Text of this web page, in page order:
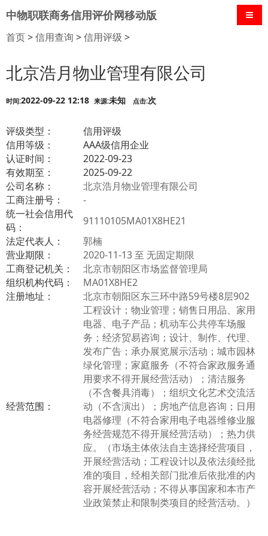
中物职联商务信用评价网移动版 导航
首页>信用查询 >信用评级 >
北京浩月物业管理有限公司
时间:2022-09-22 12:18 来源:未知 点击:次
评级类型：
信用评级
信用等级：
AAA级信用企业
认证时间：
2022-09-23
有效期至：
2025-09-22
公司名称：
北京浩月物业管理有限公司
工商注册号：
-
统一社会信用代
码：
91110105MA01X8HE21
法定代表人：
郭楠
营业期限：
2020-11-13 至 无固定期限
工商登记机关：
北京市朝阳区市场监督管理局
组织机构代码：
MA01X8HE2
注册地址：
北京市朝阳区东三环中路59号楼8层902
经营范围：
工程设计；物业管理；销售日用品、家用
电器、电子产品；机动车公共停车场服
务；经济贸易咨询；设计、制作、代理、
发布广告；承办展览展示活动；城市园林
绿化管理；家庭服务（不符合家政服务通
用要求不得开展经营活动）；清洁服务
（不含餐具消毒）；组织文化艺术交流活
动（不含演出）；房地产信息咨询；日用
电器修理（不符合家用电子电器维修业服
务经营规范不得开展经营活动）；热力供
应。（市场主体依法自主选择经营项目，
开展经营活动；工程设计以及依法须经批
准的项目，经相关部门批准后依批准的内
容开展经营活动；不得从事国家和本市产
业政策禁止和限制类项目的经营活动。）